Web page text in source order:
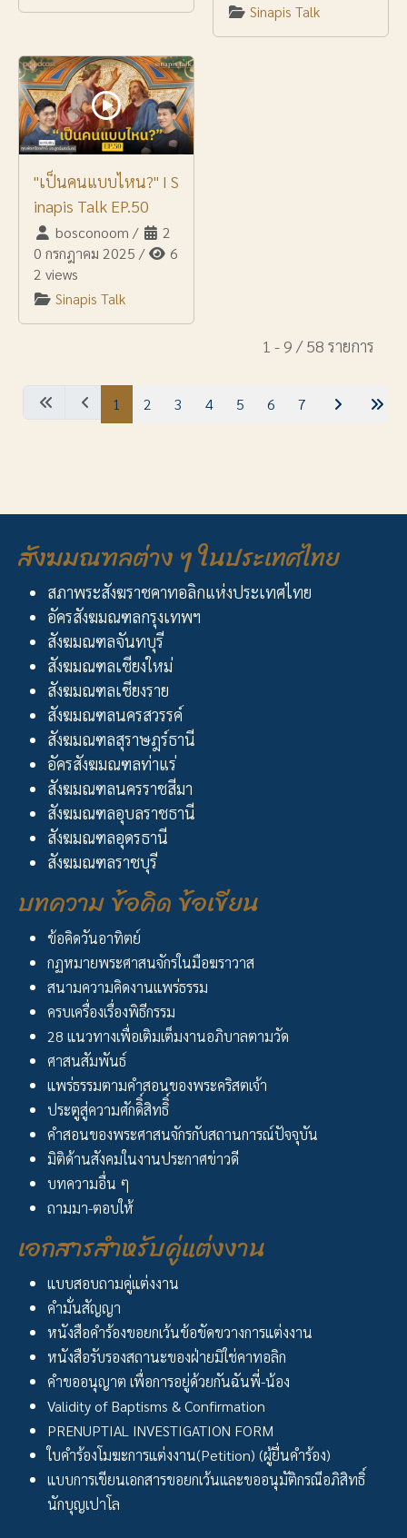
Sinapis Talk
"เป็นคนแบบไหน?" I S
inapis Talk EP.50
bosconoom /
2
0 กรกฎาคม 2025 /
6
2 views
Sinapis Talk
1 - 9 / 58 รายการ
1 2 3 4 5 6 7
สังฆมณฑลต่าง ๆ ในประเทศไทย
สภาพระสังฆราชคาทอลิกแห่งประเทศไทย
อัครสังฆมณฑลกรุงเทพฯ
สังฆมณฑลจันทบุรี
สังฆมณฑลเชียงใหม่
สังฆมณฑลเชียงราย
สังฆมณฑลนครสวรรค์
สังฆมณฑลสุราษฎร์ธานี
อัครสังฆมณฑลท่าแร่
สังฆมณฑลนครราชสีมา
สังฆมณฑลอุบลราชธานี
สังฆมณฑลอุดรธานี
สังฆมณฑลราชบุรี
บทความ ข้อคิด ข้อเขียน
ข้อคิดวันอาทิตย์
กฏหมายพระศาสนจักรในมือฆราวาส
สนามความคิดงานแพร่ธรรม
ครบเครื่องเรื่องพิธีกรรม
28 แนวทางเพื่อเติมเต็มงานอภิบาลตามวัด
ศาสนสัมพันธ์
แพร่ธรรมตามคำสอนของพระคริสตเจ้า
ประตูสู่ความศักดิิ์สิทธิิ์
คำสอนของพระศาสนจักรกับสถานการณ์ปัจจุบัน
มิติด้านสังคมในงานประกาศข่าวดี
บทความอื่น ๆ
ถามมา-ตอบให้
เอกสารสำหรับคู่แต่งงาน
แบบสอบถามคู่แต่งงาน
คำมั่นสัญญา
หนังสือคำร้องขอยกเว้นข้อขัดขวางการแต่งงาน
หนังสือรับรองสถานะของฝ่ายมิใช่คาทอลิก
คำขออนุญาต เพื่อการอยู่ด้วยกันฉันพี่-น้อง
Validity of Baptisms & Confirmation
PRENUPTIAL INVESTIGATION FORM
ใบคำร้องโมฆะการแต่งงาน(Petition) (ผู้ยื่นคำร้อง)
แบบการเขียนเอกสารขอยกเว้นและขออนุมัติกรณีอภิสิทธิ์
นักบุญเปาโล